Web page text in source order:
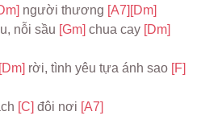
người thương [A7] [Dm]
nỗi sầu [Gm] chua cay [Dm]
[Dm] rời, tình yêu tựa ánh sao
[C] đôi nơi [A7]